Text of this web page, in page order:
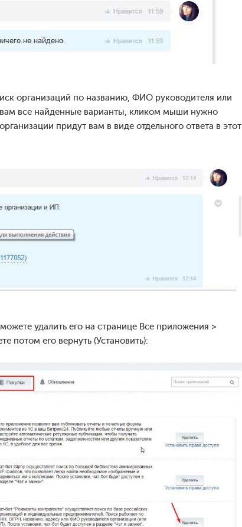
организаций по названию, ФИО руководителя или
все найденные варианты, кликом мыши нужно
придут вам в виде отдельного ответа в этот
удалить его на странице Все приложения >
потом его вернуть (Установить):